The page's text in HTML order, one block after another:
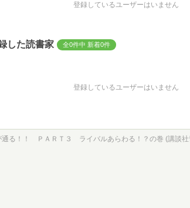
登録しているユーザーはいません
した読書家 全0件中 新着0件
登録しているユーザーはいません